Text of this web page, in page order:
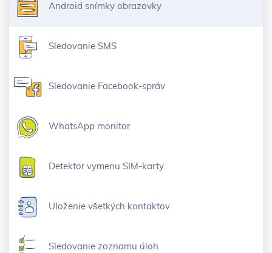
Android snímky obrazovky
Sledovanie SMS
Sledovanie Facebook-správ
WhatsApp monitor
Detektor vymenu SIM-karty
Uloženie všetkých kontaktov
Sledovanie zoznamu úloh